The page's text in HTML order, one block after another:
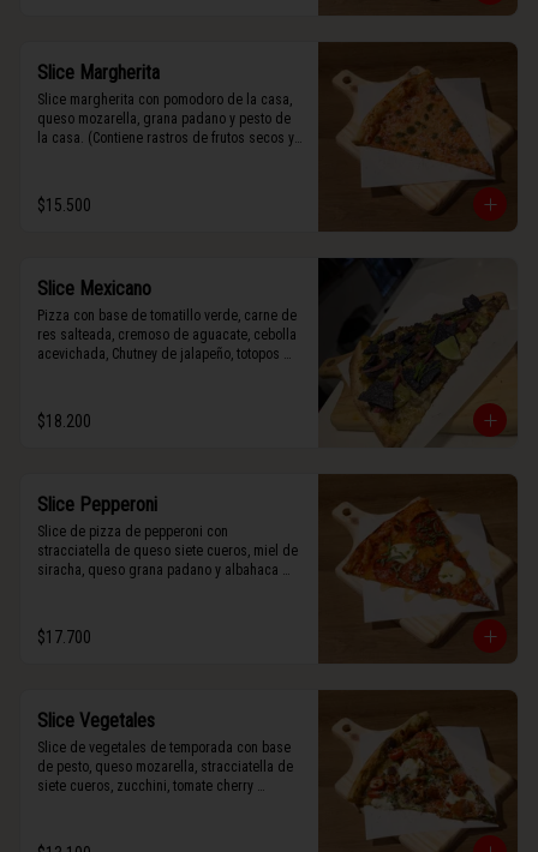
Slice Margherita
Slice margherita con pomodoro de la casa,
queso mozarella, grana padano y pesto de
la casa. (Contiene rastros de frutos secos y
$15.500
Slice Mexicano
Pizza con base de tomatillo verde, carne de
res salteada, cremoso de aguacate, cebolla
acevichada, Chutney de jalapeño, totopos
$18.200
Slice Pepperoni
Slice de pizza de pepperoni con
stracciatella de queso siete cueros, miel de
siracha, queso grana padano y albahaca
$17.700
Slice Vegetales
Slice de vegetales de temporada con base
de pesto, queso mozarella, stracciatella de
siete cueros, zucchini, tomate cherry
fresca.